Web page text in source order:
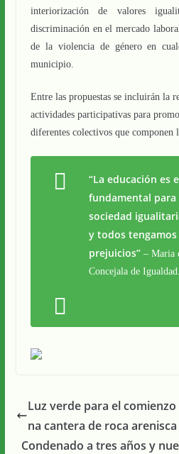
interiorización de valores
discriminación en el mercado
de la violencia de género en
municipio.
Entre las propuestas se incluirán la
actividades participativas para
diferentes colectivos que componen
“La educación es
fundamental para
sociedad
y todos tengamos
prejuicios”– Maria
Concejala de Igualdad.
Luz verde para el
na cantera de roca
Condenado a tres años y